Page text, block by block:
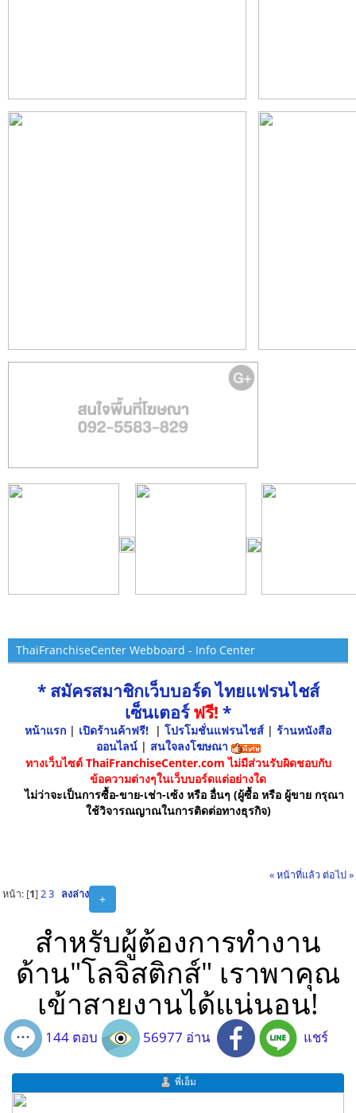
ThaiFranchiseCenter Webboard - Info Center
* สมัครสมาชิกเว็บบอร์ด ไทยแฟรนไชส์
เซ็นเตอร์ฟรี! *
หน้าแรก | เปิดร้านค้าฟรี! | โปรโมชั่นแฟรนไชส์ | ร้านหนังสือ
ออนไลน์ | สนใจลงโฆษณา
ทางเว็บไซต์ ThaiFranchiseCenter.com ไม่มีส่วนรับผิดชอบกับ
ข้อความต่างๆในเว็บบอร์ดแต่อย่างใด
ไม่ว่าจะเป็นการซื้อ-ขาย-เช่า-เซ้ง หรือ อื่นๆ (ผู้ซื้อ หรือ ผู้ขาย กรุณา
ใช้วิจารณญาณในการติดต่อทางธุรกิจ)
« หน้าที่แล้ว ต่อไป »
+
หน้า: [1]2 3 ลงล่าง
สำหรับผู้ต้องการทำงาน
ด้าน"โลจิสติกส์" เราพาคุณ
เข้าสายงานได้แน่นอน!
144 ตอบ 56977 อ่าน แชร์
พี่เอ็ม